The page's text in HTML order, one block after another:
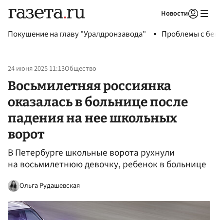
Новости
Покушение на главу "Уралдронзавода" Проблемы с
24 июня 2025 11:13Общество
Восьмилетняя россиянка
оказалась в больнице после
падения на нее школьных
ворот
В Петербурге школьные ворота рухнули
на восьмилетнюю девочку, ребенок в больнице
Ольга Рудашевская